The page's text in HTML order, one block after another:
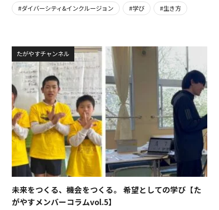
ダイバーシティ&インクルージョン 学び 生き方
未来をつくる、機会をつくる。 希望としての学び【た
がやすメンバーコラムvol.5】
たがやすチャンネル